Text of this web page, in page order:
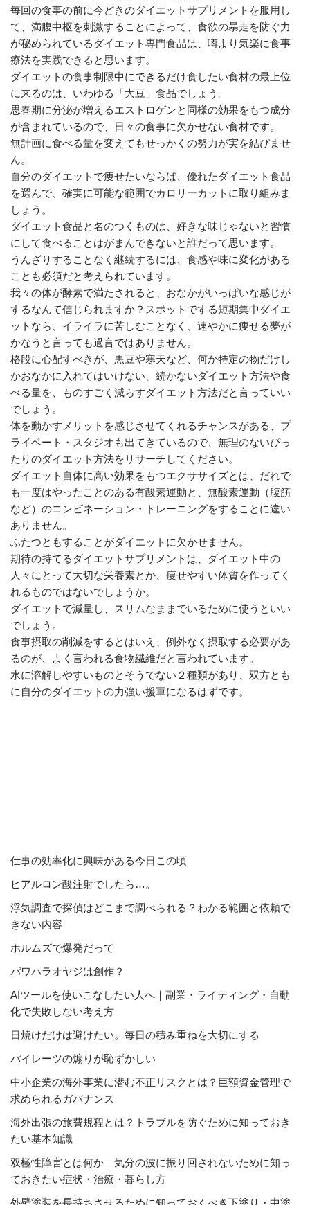
毎回の食事の前に今どきのダイエットサプリメントを服用し
て、満腹中枢を刺激することによって、食欲の暴走を防ぐ力
が秘められているダイエット専門食品は、噂より気楽に食事
療法を実践できると思います。
ダイエットの食事制限中にできるだけ食したい食材の最上位
に来るのは、いわゆる「大豆」食品でしょう。
思春期に分泌が増えるエストロゲンと同様の効果をもつ成分
が含まれているので、日々の食事に欠かせない食材です。
無計画に食べる量を変えてもせっかくの努力が実を結びませ
ん。
自分のダイエットで痩せたいならば、優れたダイエット食品
を選んで、確実に可能な範囲でカロリーカットに取り組みま
しょう。
ダイエット食品と名のつくものは、好きな味じゃないと習慣
にして食べることはがまんできないと誰だって思います。
うんざりすることなく継続するには、食感や味に変化がある
ことも必須だと考えられています。
我々の体が酵素で満たされると、おなかがいっぱいな感じが
するなんて信じられますか？スポットでする短期集中ダイエ
ットなら、イライラに苦しむことなく、速やかに痩せる夢が
かなうと言っても過言ではありません。
格段に心配すべきが、黒豆や寒天など、何か特定の物だけし
かおなかに入れてはいけない、続かないダイエット方法や食
べる量を、ものすごく減らすダイエット方法だと言っていい
でしょう。
体を動かすメリットを感じさせてくれるチャンスがある、プ
ライベート・スタジオも出てきているので、無理のないぴっ
たりのダイエット方法をリサーチしてください。
ダイエット自体に高い効果をもつエクササイズとは、だれで
も一度はやったことのある有酸素運動と、無酸素運動（腹筋
など）のコンビネーション・トレーニングをすることに違い
ありません。
ふたつともすることがダイエットに欠かせません。
期待の持てるダイエットサプリメントは、ダイエット中の
人々にとって大切な栄養素とか、痩せやすい体質を作ってく
れるものではないでしょうか。
ダイエットで減量し、スリムなままでいるために使うといい
でしょう。
食事摂取の削減をするとはいえ、例外なく摂取する必要があ
るのが、よく言われる食物繊維だと言われています。
水に溶解しやすいものとそうでない２種類があり、双方とも
に自分のダイエットの力強い援軍になるはずです。
仕事の効率化に興味がある今日この頃
ヒアルロン酸注射でしたら…。
浮気調査で探偵はどこまで調べられる？わかる範囲と依頼で
きない内容
ホルムズで爆発だって
パワハラオヤジは創作？
AIツールを使いこなしたい人へ｜副業・ライティング・自動
化で失敗しない考え方
日焼けだけは避けたい。毎日の積み重ねを大切にする
パイレーツの煽りが恥ずかしい
中小企業の海外事業に潜む不正リスクとは？巨額資金管理で
求められるガバナンス
海外出張の旅費規程とは？トラブルを防ぐために知っておき
たい基本知識
双極性障害とは何か｜気分の波に振り回されないために知っ
ておきたい症状・治療・暮らし方
外壁塗装を長持ちさせるために知っておくべき下塗り・中塗